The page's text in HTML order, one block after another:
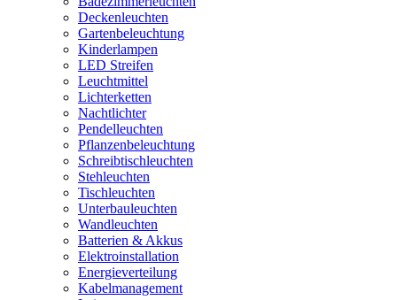
Deckenleuchten
Gartenbeleuchtung
Kinderlampen
LED Streifen
Leuchtmittel
Lichterketten
Nachtlichter
Pendelleuchten
Pflanzenbeleuchtung
Schreibtischleuchten
Stehleuchten
Tischleuchten
Unterbauleuchten
Wandleuchten
Batterien & Akkus
Elektroinstallation
Energieverteilung
Kabelmanagement